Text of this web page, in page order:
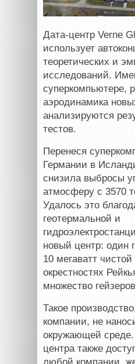
Дата-центр Verne
использует
теоретических и
исследований.
суперкомпьютере,
аэродинамика
анализируются
тестов.
Перенеся
Германии в
снизила выбросы
атмосферу с 3570
Удалось это
геотермальной и
новый центр: один
10 мегаватт
окрестностях
множество
Такое
компании, не
окружающей
центра также